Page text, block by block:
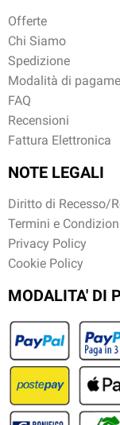
Offerte
Chi Siamo
Spedizione
Modalità di
FAQ
Recensioni
Fattura Elettronica
NOTE LEGALI
Diritto di Recesso/
Termini e
Privacy Policy
Cookie Policy
MODALITA' DI